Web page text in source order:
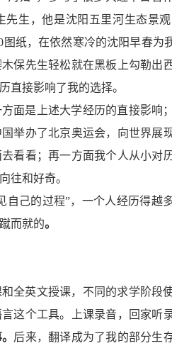
生，他是沈阳五里河生态景
纸，在依然寒冷的沈阳早春为
保先生轻松就在黑板上勾勒出
直接影响了我的选择。
面是上述大学经历的直接影响
举办了北京奥运会，向世界展
看看；再一方面我个人从小对
往和好奇。
自己的过程”，一个人经历得越
而就的。
全英文授课，不同的求学阶段
这个工具。上课录音，回家听
后来，翻译成为了我的部分生